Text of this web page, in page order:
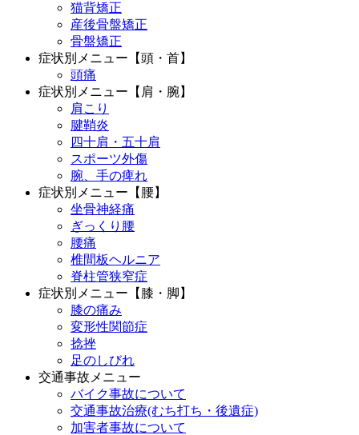
猫背矯正
産後骨盤矯正
骨盤矯正
症状別メニュー【頭・首】
頭痛
症状別メニュー【肩・腕】
肩こり
腱鞘炎
四十肩・五十肩
スポーツ外傷
腕、手の痺れ
症状別メニュー【腰】
坐骨神経痛
ぎっくり腰
腰痛
椎間板ヘルニア
脊柱管狭窄症
症状別メニュー【膝・脚】
膝の痛み
変形性関節症
捻挫
足のしびれ
交通事故メニュー
バイク事故について
交通事故治療(むち打ち・後遺症)
加害者事故について